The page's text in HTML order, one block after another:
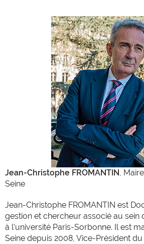
Jean-Christophe FROMANTIN,
Seine
Jean-Christophe FROMANTIN est
gestion et chercheur associé au sein
à l’université Paris-Sorbonne. Il est
Seine depuis 2008, Vice-Président